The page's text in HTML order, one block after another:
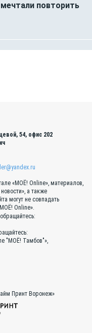
повторить
54, офис 202
«МОЁ! Online», материалов,
а также
могут не совпадать
Online».
"МОЁ! Тамбов"»,
Принт Воронеж»